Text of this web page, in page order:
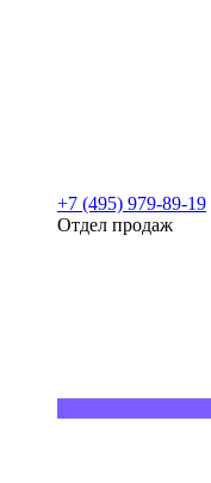
+7 (495) 979-89-19
Отдел продаж